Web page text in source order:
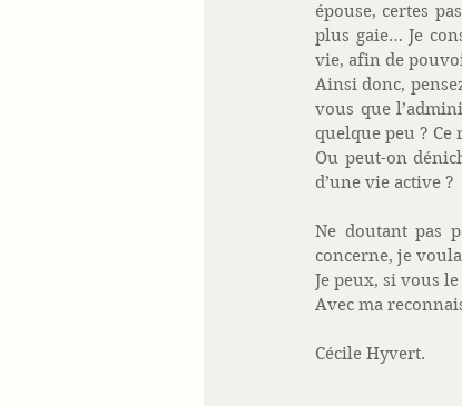
épouse, certes
plus gaie… Je
vie, afin de
Ainsi donc,
vous que
quelque peu ? Ce
Ou peut-on
d’une vie active ?
Ne doutant pas
concerne, je
Je peux, si vous
Avec ma
Cécile Hyvert.